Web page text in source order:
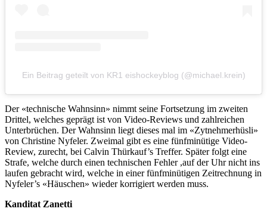
Ein Beitrag geteilt von KR1 eishockeyblog (@michael.krein)
Der «technische Wahnsinn» nimmt seine Fortsetzung im zweiten
Drittel, welches geprägt ist von Video-Reviews und zahlreichen
Unterbrüchen. Der Wahnsinn liegt dieses mal im «Zytnehmerhüsli»
von Christine Nyfeler. Zweimal gibt es eine fünfminütige Video-
Review, zurecht, bei Calvin Thürkauf’s Treffer. Später folgt eine
Strafe, welche durch einen technischen Fehler ,auf der Uhr nicht ins
laufen gebracht wird, welche in einer fünfminütigen Zeitrechnung in
Nyfeler’s «Häuschen» wieder korrigiert werden muss.
Kanditat Zanetti